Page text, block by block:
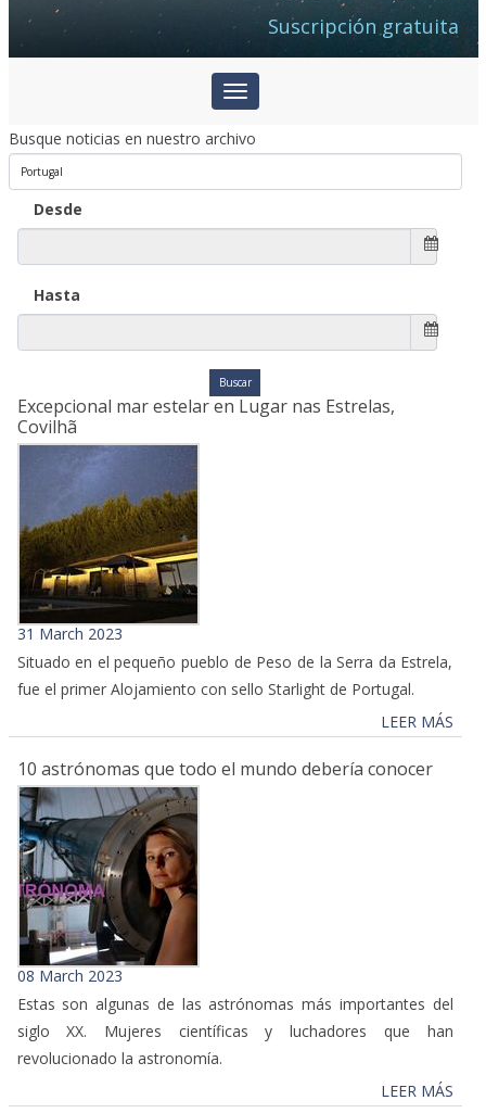
Suscripción gratuita
Busque noticias en nuestro archivo
Desde
Hasta
Excepcional mar estelar en Lugar nas Estrelas,
Covilhã
31 March 2023
Situado en el pequeño pueblo de Peso de la Serra da Estrela,
fue el primer Alojamiento con sello Starlight de Portugal.
LEER MÁS
10 astrónomas que todo el mundo debería conocer
08 March 2023
Estas son algunas de las astrónomas más importantes del
siglo XX. Mujeres científicas y luchadores que han
revolucionado la astronomía.
LEER MÁS